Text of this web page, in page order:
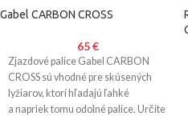
Gabel CARBON CROSS
65€
Zjazdové palice Gabel CARBON
CROSS sú vhodné pre skúsených
lyžiarov, ktorí hľadajú ľahké
a napriek tomu odolné palice. Určite